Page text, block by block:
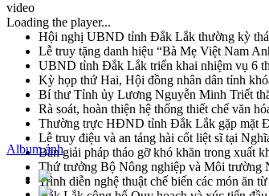
video
Loading the player...
Hội nghị UBND tỉnh Đắk Lắk thường kỳ
Lễ truy tặng danh hiệu “Bà Mẹ Việt Nam
UBND tỉnh Đắk Lắk triển khai nhiệm vụ 6
Kỳ họp thứ Hai, Hội đồng nhân dân tỉnh
Bí thư Tỉnh ủy Lương Nguyễn Minh Triết
Rà soát, hoàn thiện hệ thống thiết chế văn
Thường trực HĐND tỉnh Đắk Lắk gặp mặt
Lễ truy điệu và an táng hài cốt liệt sĩ tại
Bàn giải pháp tháo gỡ khó khăn trong xuất
Thứ trưởng Bộ Nông nghiệp và Môi trường
Trình diễn nghệ thuật chế biến các món ăn
Album ảnh